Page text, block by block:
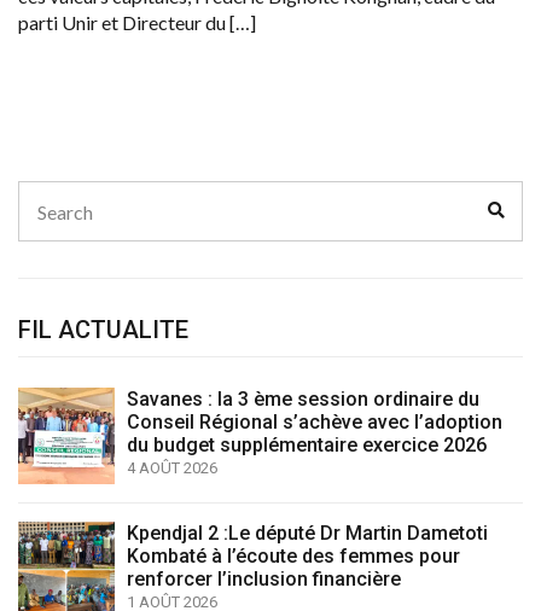
parti Unir et Directeur du […]
for:
FIL ACTUALITE
Savanes : la 3 ème session ordinaire du
Conseil Régional s’achève avec l’adoption
du budget supplémentaire exercice 2026
4 AOÛT 2026
Kpendjal 2 :Le député Dr Martin Dametoti
Kombaté à l’écoute des femmes pour
renforcer l’inclusion financière
1 AOÛT 2026